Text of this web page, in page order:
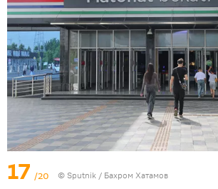
17 /20 © Sputnik / Бахром Хатамов